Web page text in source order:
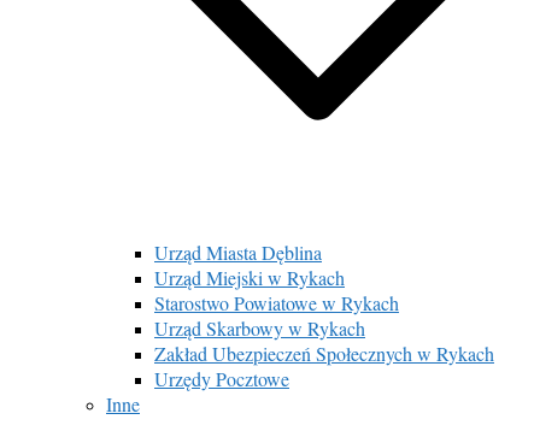
Urząd Miasta Dęblina
Urząd Miejski w Rykach
Starostwo Powiatowe w Rykach
Urząd Skarbowy w Rykach
Zakład Ubezpieczeń Społecznych w Rykach
Urzędy Pocztowe
Inne